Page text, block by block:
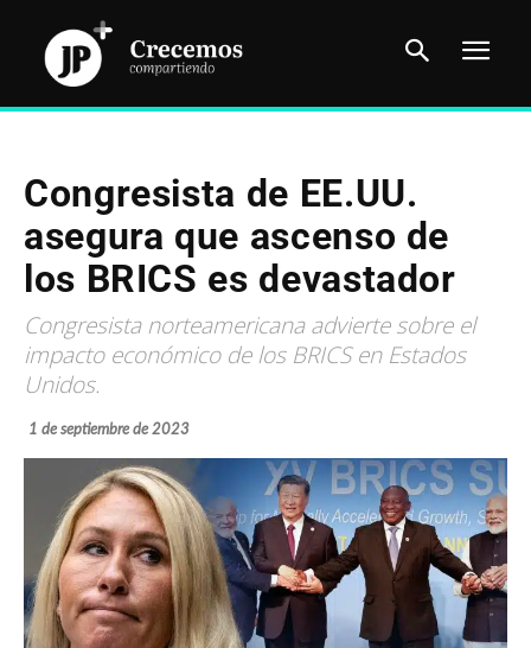
Congresista de EE.UU.
asegura que ascenso de
los BRICS es devastador
Congresista norteamericana advierte sobre el
impacto económico de los BRICS en Estados
Unidos.
1 de septiembre de 2023